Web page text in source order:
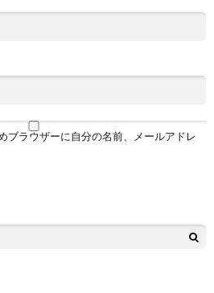
ブラウザーに自分の名前、メールアドレ